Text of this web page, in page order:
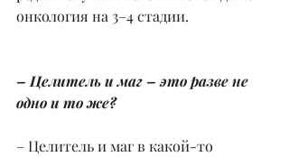
онкология на 3–4 стадии.
– Целитель и маг – это разве не
одно и то же?
– Целитель и маг в какой-то